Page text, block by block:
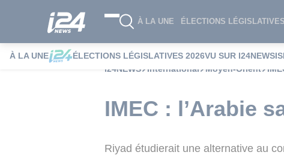
À LA UNE ÉLECTIONS
À LA UNE ÉLECTIONS LÉGISLATIVES 2026VU SUR I24NEWS
i24NEWS
International Moyen-Orient
IMEC : l’Arabie
Riyad étudierait une alternative au